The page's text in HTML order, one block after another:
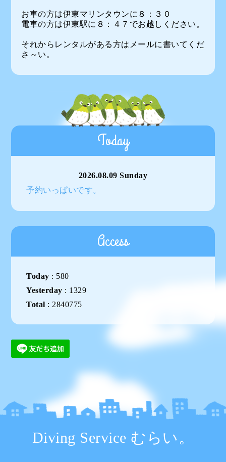
お車の方は伊東マリンタウンに８：３０
電車の方は伊東駅に８：４７でお越しください。
それからレンタルがある方はメールに書いてくだ
さ～い。
Today
2026.08.09 Sunday
予約いっぱいです。
Access
Today : 580
Yesterday : 1329
Total : 2840775
Diving Service むらい。